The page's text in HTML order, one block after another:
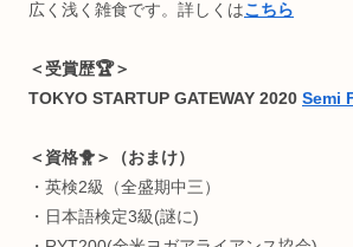
＜KeyWord🔑＞
脳科学/神経生理心理学/生体医工学/
タラクティブアート/知育教育/医療/ヘ
一番好きな生体情報はEEG（脳波）で
夢は心身を最高の状態に昇華させるイ
構築。